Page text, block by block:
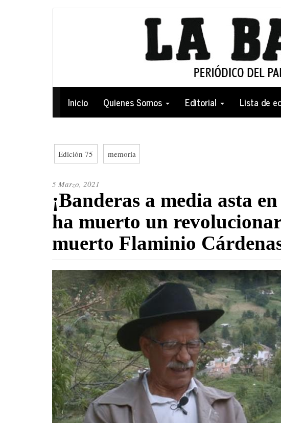
Navegación
principal
Inicio Quienes Somos Editorial Lista de
Edición 75 memoria
5 Marzo, 2021
¡Banderas a media asta
ha muerto un
muerto Flaminio